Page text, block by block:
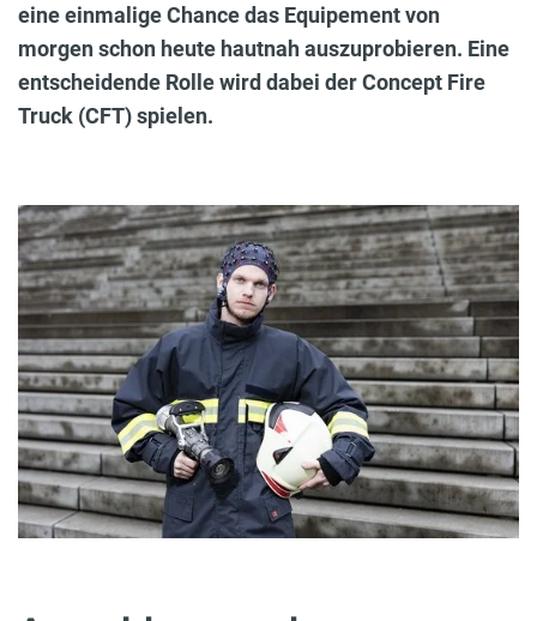
eine einmalige Chance das Equipement von
morgen schon heute hautnah auszuprobieren. Eine
entscheidende Rolle wird dabei der Concept Fire
Truck (CFT) spielen.